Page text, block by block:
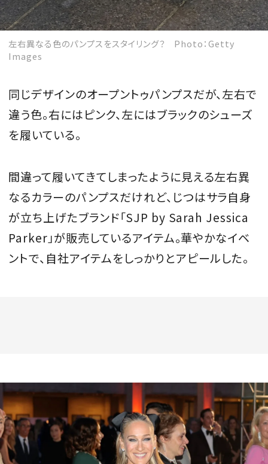
左右異なる色のパンプスをスタイリング？ Photo：Getty
Images
同じデザインのオープントゥパンプスだが、左右で
違う色。右にはピンク、左にはブラックのシューズ
を履いている。
間違って履いてきてしまったように見える左右異
なるカラーのパンプスだけれど、じつはサラ自身
が立ち上げたブランド「SJP by Sarah Jessica
Parker」が販売しているアイテム。華やかなイベ
ントで、自社アイテムをしっかりとアピールした。